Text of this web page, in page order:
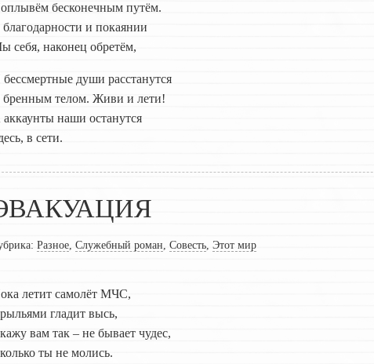
бесконечным путём.
и покаянии
себя, наконец обретём,
души расстанутся
телом. Живи и лети!
наши останутся
в сети.
Разное, Служебный роман Совесть, Этот мир
летит самолёт МЧС,
гладит высь,
вам так – не бывает чудес,
ты не молись.